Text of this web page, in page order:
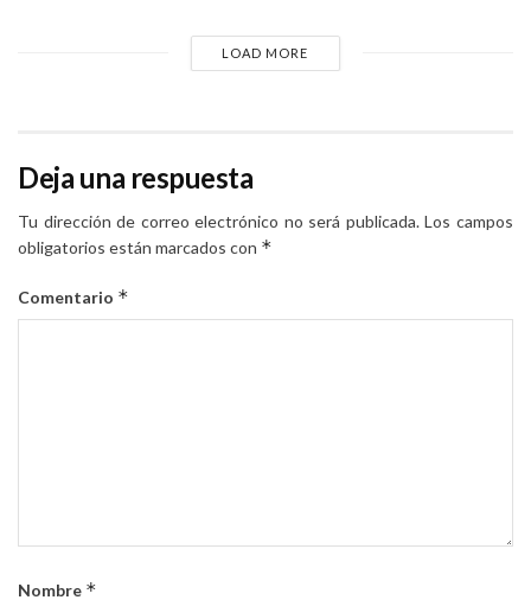
LOAD MORE
Deja una respuesta
Tu dirección de correo electrónico no será publicada. Los campos
obligatorios están marcados con *
Comentario *
Nombre *